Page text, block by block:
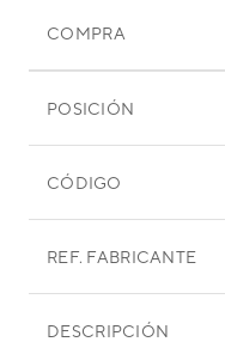
COMPRA
POSICIÓN
CÓDIGO
REF. FABRICANTE
DESCRIPCIÓN